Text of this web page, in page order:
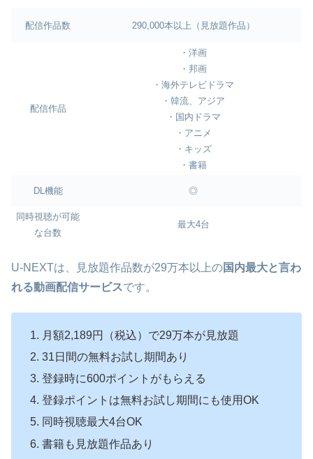
配信作品数 290,000本以上（見放題作品）
配信作品
・洋画
・邦画
・海外テレビドラマ
・韓流、アジア
・国内ドラマ
・アニメ
・キッズ
・書籍
DL機能 ◎
同時視聴が可能
な台数
最大4台
U-NEXTは、見放題作品数が29万本以上の国内最大と言わ
れる動画配信サービスです。
月額2,189円（税込）で29万本が見放題
31日間の無料お試し期間あり
登録時に600ポイントがもらえる
登録ポイントは無料お試し期間にも使用OK
同時視聴最大4台OK
書籍も見放題作品あり